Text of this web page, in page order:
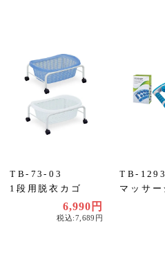
TB-73-03
1段用脱衣カゴ
6,990円
税込:7,689円
TB-1293
マッサー